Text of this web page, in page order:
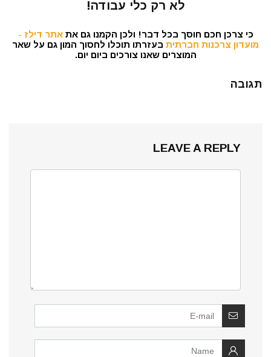
לא רק כלי עבודה!
כי צרכן חכם חוסך בכל דבר! ולכן הקמנו גם אתאתר דילז -
מועדון צרכנות חברתית בעזרתו תוכלו לחסוך המון גם על שאר
המוצרים שאנו צורכים ביום יום.
תגובה
LEAVE A REPLY